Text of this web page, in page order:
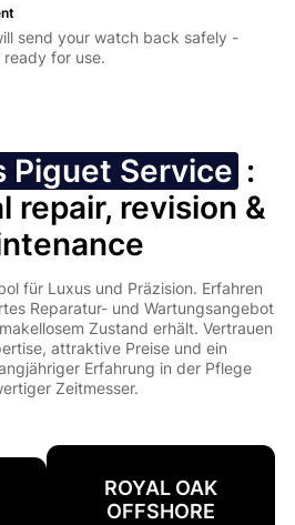
send your watch back safely -
for use.
Piguet Service :
repair, revision &
für Luxus und Präzision. Erfahren
Reparatur- und Wartungsangebot
Zustand erhält. Vertrauen
attraktive Preise und ein
Erfahrung in der Pflege
Zeitmesser.
ROYAL OAK
OFFSHORE